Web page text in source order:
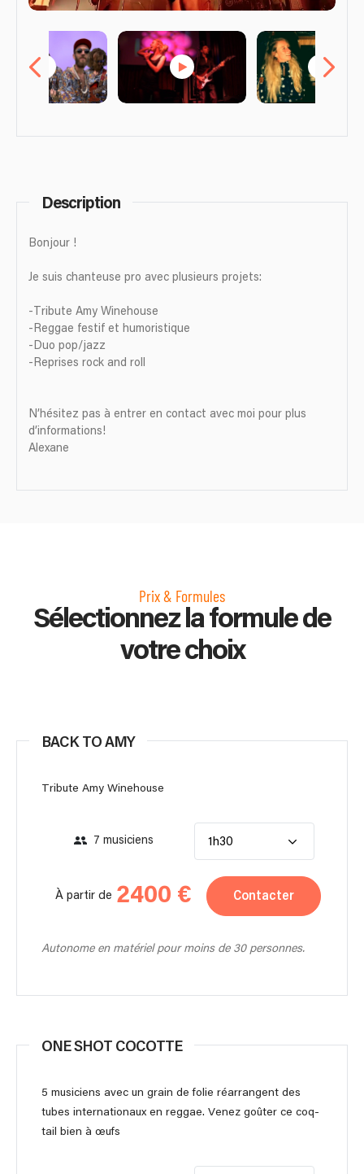
Description
Bonjour !
Je suis chanteuse pro avec plusieurs projets:
-Tribute Amy Winehouse
-Reggae festif et humoristique
-Duo pop/jazz
-Reprises rock and roll
N’hésitez pas à entrer en contact avec moi pour plus
d’informations!
Alexane
Prix & Formules
Sélectionnez la formule de
votre choix
BACK TO AMY
Tribute Amy Winehouse
7 musiciens 1h30
À partir de 2400 € Contacter
Autonome en matériel pour moins de 30 personnes.
ONE SHOT COCOTTE
5 musiciens avec un grain de folie réarrangent des
tubes internationaux en reggae. Venez goûter ce coq-
tail bien à œufs